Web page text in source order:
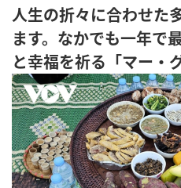
人生の折々に合わせた
ます。なかでも一年で
と幸福を祈る「マー・